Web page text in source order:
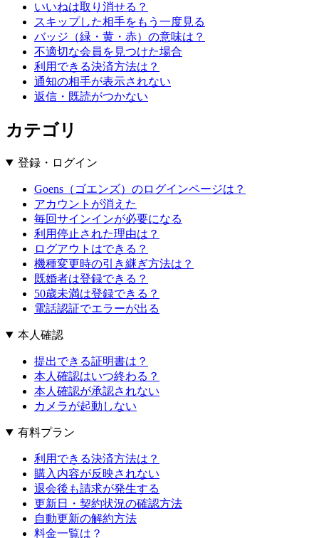
いいねは取り消せる？
スキップした相手をもう一度見る
バッジ（緑・黄・赤）の意味は？
不適切な会員を見つけた場合
利用できる決済方法は？
通知の相手が表示されない
返信・既読がつかない
カテゴリ
登録・ログイン
Goens（ゴエンズ）のログインページは？
アカウントが消えた
毎回サインインが必要になる
利用停止された理由は？
ログアウトはできる？
機種変更時の引き継ぎ方法は？
既婚者は登録できる？
50歳未満は登録できる？
電話認証でエラーが出る
本人確認
提出できる証明書は？
本人確認はいつ終わる？
本人確認が承認されない
カメラが起動しない
有料プラン
利用できる決済方法は？
購入内容が反映されない
退会後も請求が発生する
更新日・契約状況の確認方法
自動更新の解約方法
料金一覧は？